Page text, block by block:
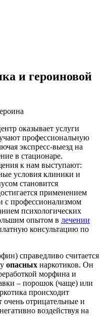
и героиновой
оказывает услуги
профессиональную
экспресс-выезд на
в стационаре.
к нам выступают:
условия клиники и
становится
применением
с профессионализмом
психологических
опытом в лечении
консультацию по
справедливо считается
опасных наркотиков. Он
морфина и
– порошок (чаще) или
происходит
очень отрицательные и
воздействуя на